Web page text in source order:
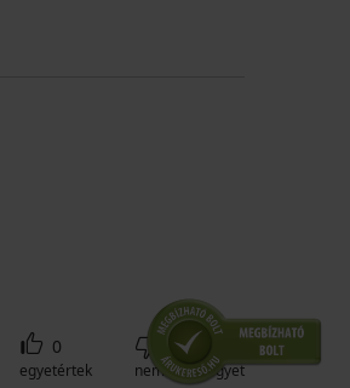
0
egyetértek
0
nem értek egyet